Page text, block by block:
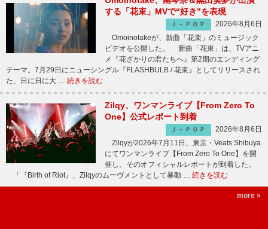
する「花束」MVで“好き”を表現
Ｊ－ＰＯＰ
2026年8月6日
Omoinotakeが、新曲「花束」のミュージック
ビデオを公開した。 新曲「花束」は、TVアニ
メ『花ざかりの君たちへ』第2期のエンディング
テーマ。7月29日にニューシングル『FLASHBULB / 花束』としてリリースされ
た、日に日に大 … 続きを読む
Zilqy、ワンマンライブ【From Zero To
One】公式レポート到着
Ｊ－ＰＯＰ
2026年8月6日
Zilqyが2026年7月11日、東京・Veats Shibuya
にてワンマンライブ【From Zero To One】を開
催し、そのオフィシャルレポートが到着した。
「『Birth of Riot』、Zilqyのムーヴメントとして暴動 … 続きを読む
more »